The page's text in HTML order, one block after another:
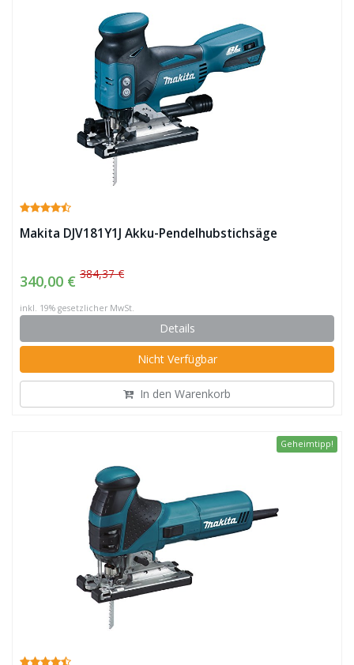
Makita DJV181Y1J Akku-Pendelhubstichsäge
340,00 € 384,37 €
inkl. 19% gesetzlicher MwSt.
Details
Nicht Verfügbar
In den Warenkorb
Geheimtipp!